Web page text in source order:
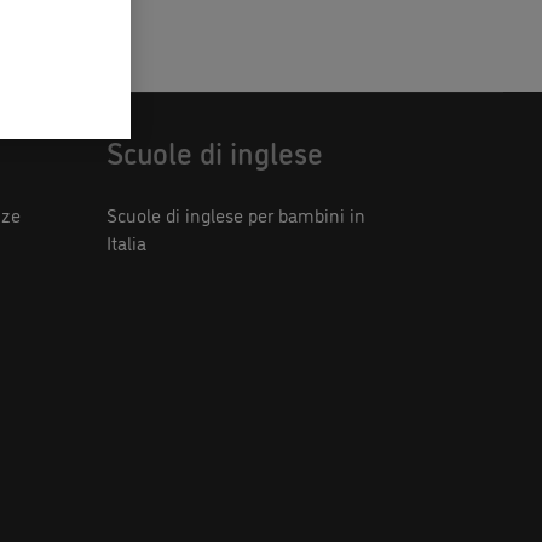
Scuole di inglese
Scuole di inglese per bambini in
Italia